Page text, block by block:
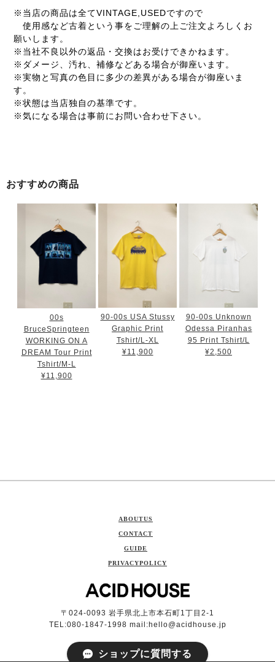
※当店の商品は全てVINTAGE,USEDですので
使用感など古着という事をご理解の上ご注文よろしくお
願いします。
※当社不良以外の返品・交換はお受けできかねます。
※ダメージ、汚れ、補修などある場合が御座います。
※実物と写真の色目に多少の差異がある場合が御座いま
す。
※状態は当店独自の基準です。
※気になる場合は事前にお問い合わせ下さい。
おすすめの商品
00s
BruceSpringteen
WORKING ON A
DREAM Tour Print
Tshirt/M-L
¥11,900
90-00s USA Stussy
Graphic Print
Tshirt/L-XL
¥11,900
90-00s Unknown
Odessa Piranhas
95 Print Tshirt/L
¥2,500
ABOUTUS
CONTACT
GUIDE
PRIVACYPOLICY
〒024-0093 岩手県北上市本石町1丁目2-1
TEL:080-1847-1998 mail: hello@acidhouse.jp
ショップに質問する